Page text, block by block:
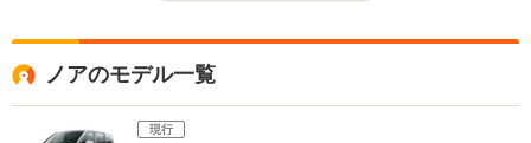
ノアのモデル一覧
現行